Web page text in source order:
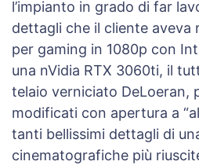
l’impianto in grado di far
dettagli che il cliente aveva
per gaming in 1080p con
una nVidia RTX 3060ti, il
telaio verniciato DeLoeran,
modificati con apertura a
tanti bellissimi dettagli di
cinematografiche più